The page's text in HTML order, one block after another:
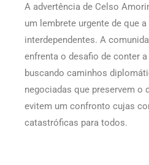
A advertência de Celso
um lembrete urgente de que
interdependentes. A
enfrenta o desafio de conter
buscando caminhos
negociadas que preservem o
evitem um confronto cujas
catastróficas para todos.